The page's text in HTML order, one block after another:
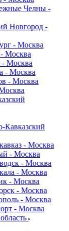
Челны -
Новгород -
- Москва
Москва
- Москва
- Москва
- Москва
Кавказский
- Москва
- Москва
- Москва
- Москва
- Москва
- Москва
- Москва
- Москва